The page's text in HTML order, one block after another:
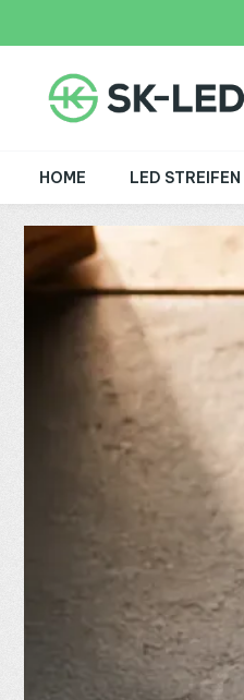
HOME LED STREIFEN